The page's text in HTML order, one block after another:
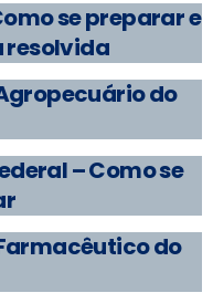
se preparar e
resolvida
do
– Como se
do